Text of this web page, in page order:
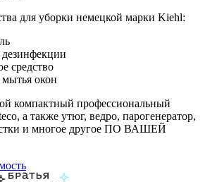
для уборки немецкой марки Kiehl:
средство
окон
компактный профессиональный
а также утюг, ведро, парогенератор,
и многое другое ПО ВАШЕЙ